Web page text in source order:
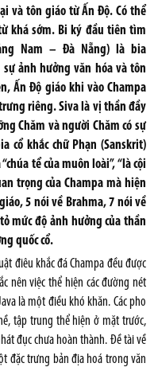
và tôn giáo từ Ấn Độ. Có thể
khá sớm. Bi ký đầu tiên tìm
Nam – Đà Nẵng) là bia
ảnh hưởng văn hóa và tôn
Ấn Độ giáo khi vào Champa
riêng. Siva là vị thần đầy
Chăm và người Chăm có sự
cổ khắc chữ Phạn (Sanskrit)
tể của muôn loài”, “là cội
trọng của Champa mà hiện
5 nói về Brahma, 7 nói về
mức độ ảnh hưởng của thần
quốc cổ.
điêu khắc đá Champa đều được
nên việc thể hiện các đường nét
là một điều khó khăn. Các pho
tập trung thể hiện ở mặt trước,
đục chưa hoàn thành. Đề tài về
đặc trưng bản địa hoá trong văn